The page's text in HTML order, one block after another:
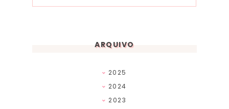
ARQUIVO
2025
2024
2023